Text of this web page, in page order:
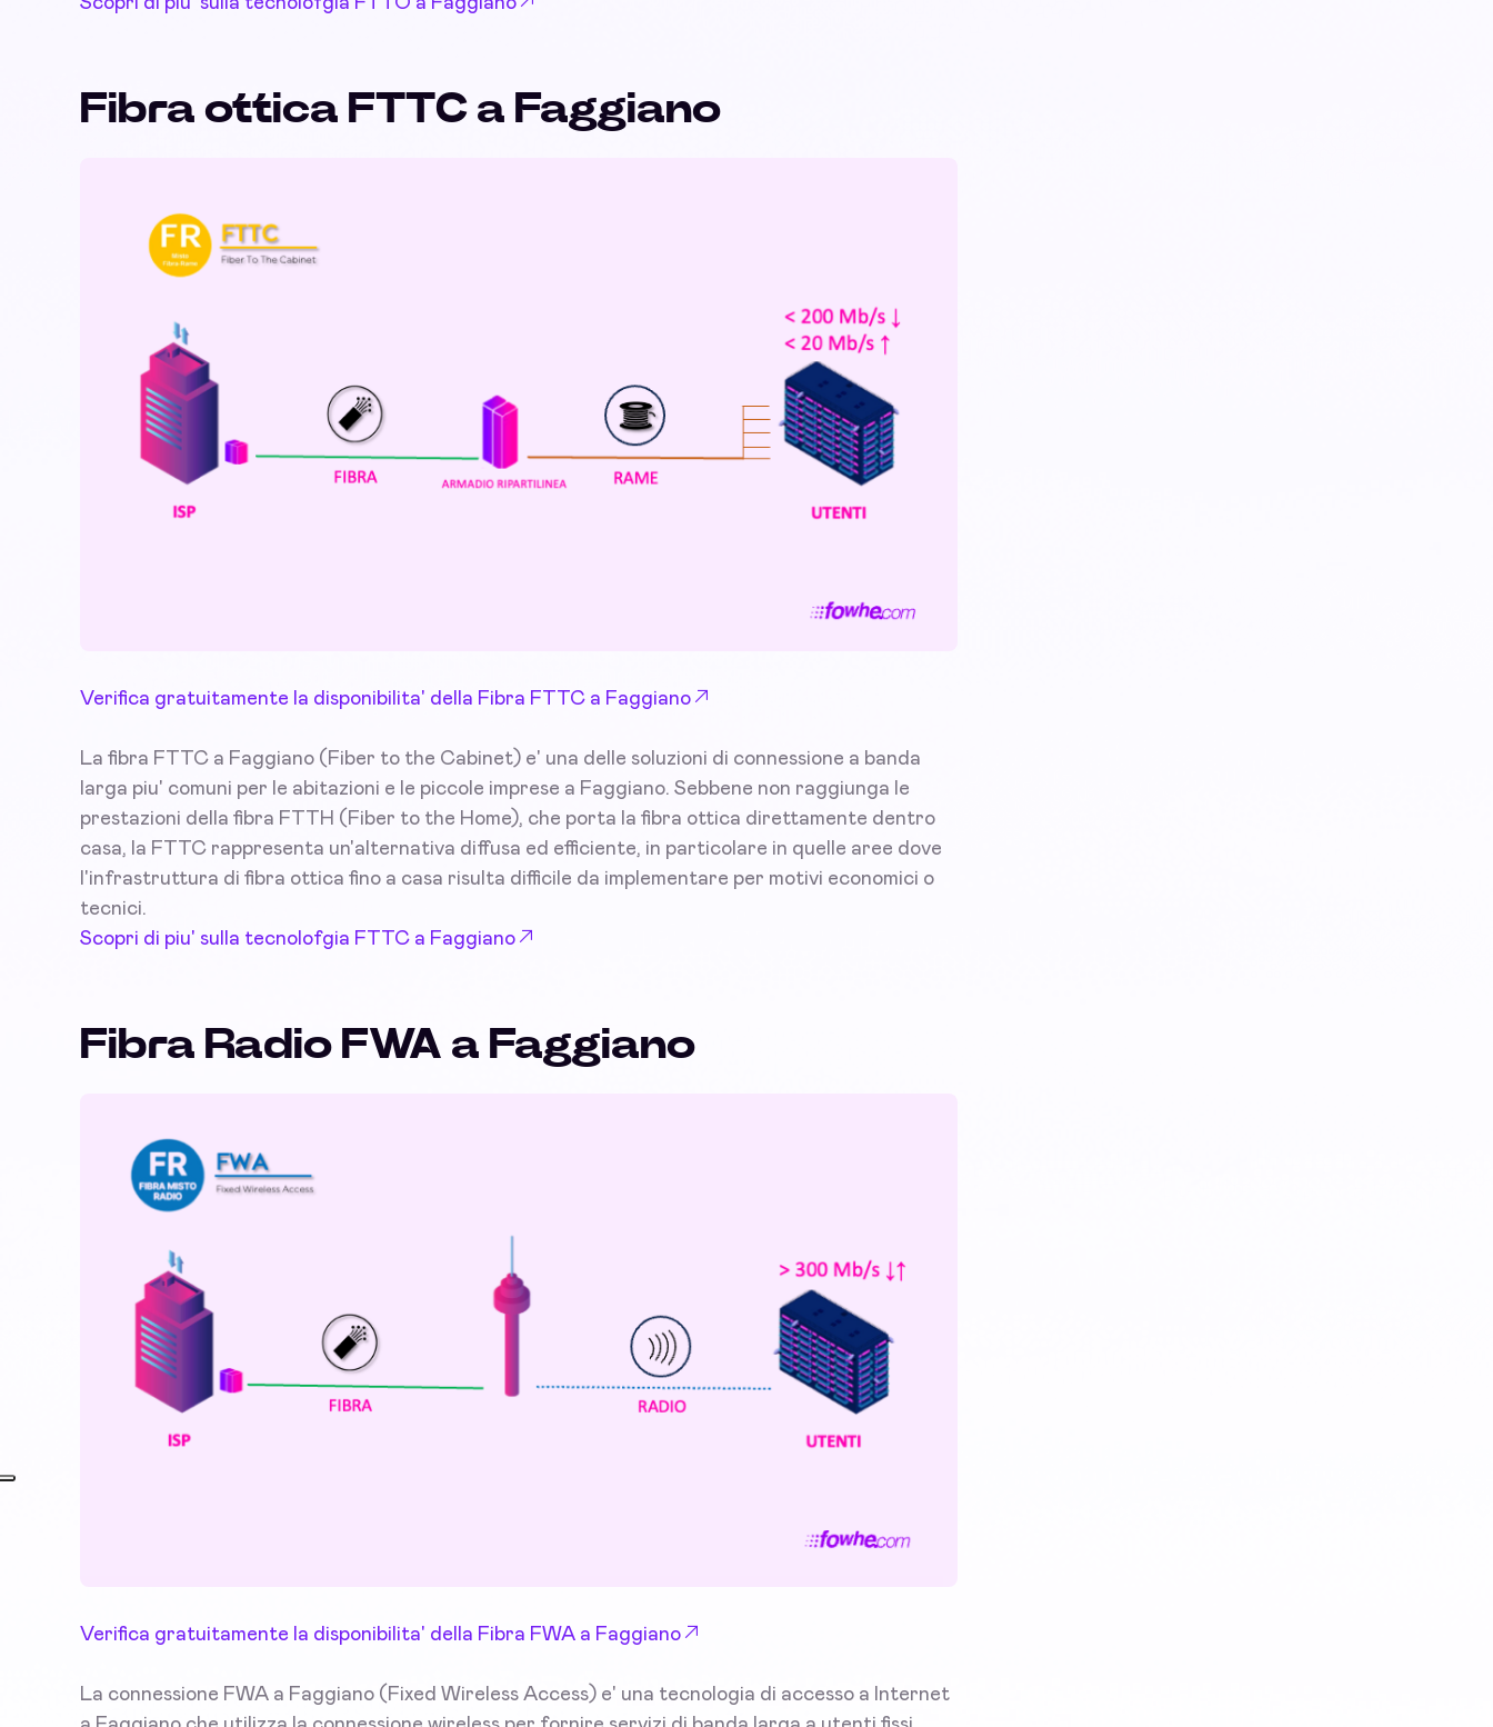
Fibra ottica FTTC a Faggiano
Verifica gratuitamente la disponibilita' della Fibra FTTC a Faggiano
La fibra FTTC a Faggiano (Fiber to the Cabinet) e' una delle soluzioni di connessione a banda
larga piu' comuni per le abitazioni e le piccole imprese a Faggiano. Sebbene non raggiunga le
prestazioni della fibra FTTH (Fiber to the Home), che porta la fibra ottica direttamente dentro
casa, la FTTC rappresenta un'alternativa diffusa ed efficiente, in particolare in quelle aree dove
l'infrastruttura di fibra ottica fino a casa risulta difficile da implementare per motivi economici o
tecnici.
Scopri di piu' sulla tecnolofgia FTTC a Faggiano
Fibra Radio FWA a Faggiano
Verifica gratuitamente la disponibilita' della Fibra FWA a Faggiano
La connessione FWA a Faggiano (Fixed Wireless Access) e' una tecnologia di accesso a Internet